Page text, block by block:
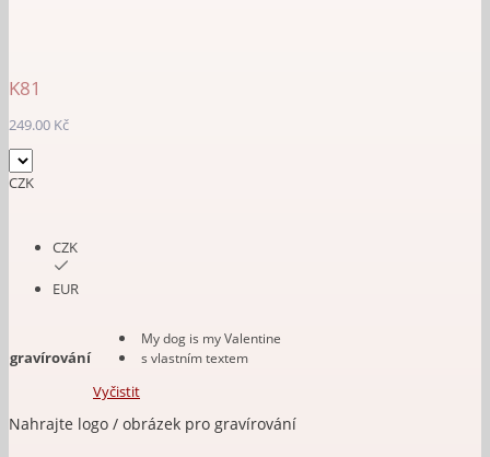
K81
249.00 Kč
CZK
CZK
EUR
gravírování
My dog is my Valentine
s vlastním textem
Vyčistit
Upload an image